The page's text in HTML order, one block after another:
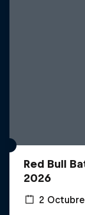
Red Bull
2026
2